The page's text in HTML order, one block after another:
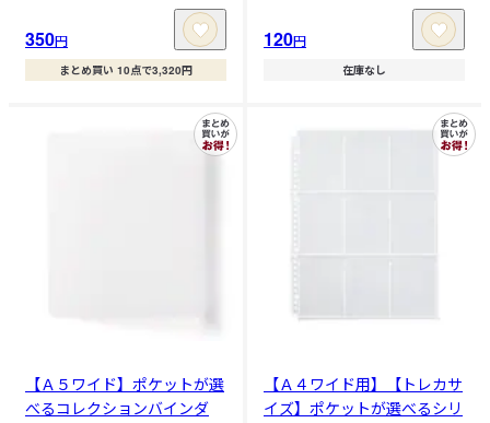
350円
まとめ買い 10点で3,320円
120円
在庫なし
【Ａ５ワイド】ポケットが選
べるコレクションバインダ
【Ａ４ワイド用】【トレカサ
イズ】ポケットが選べるシリ